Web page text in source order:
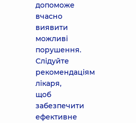
допоможе
вчасно
виявити
можливі
порушення.
Слідуйте
рекомендаціям
лікаря,
щоб
забезпечити
ефективне